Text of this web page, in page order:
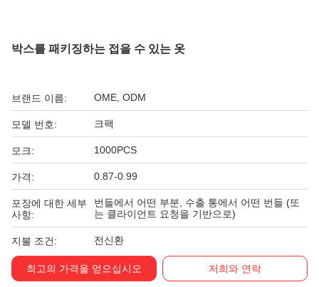
박스를 패키징하는 접을 수 있는 옷
브랜드 이름: OME, ODM
모델 번호: 크팩
모크: 1000PCS
가격: 0.87-0.99
포장에 대한 세부
사항:
번들에서 어떤 부분, 수출 통에서 어떤 번들 (또
는 클라이언트 요청을 기반으로)
지불 조건: 전신환
최고의 가격을 얻으십시오 저희와 연락